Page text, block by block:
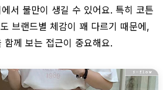
서 불만이 생길 수 있어요. 특히 코튼
브랜드별 체감이 꽤 다르기 때문에,
함께 보는 접근이 중요해요.